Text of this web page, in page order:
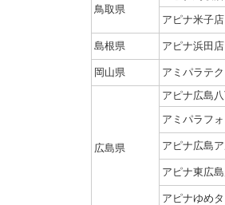
鳥取県
アピナ米子店
島根県 アピナ浜田店
岡山県 アミパラテ
広島県
アピナ広島
アミパラフ
アピナ広島
アピナ東広
アピナゆめ